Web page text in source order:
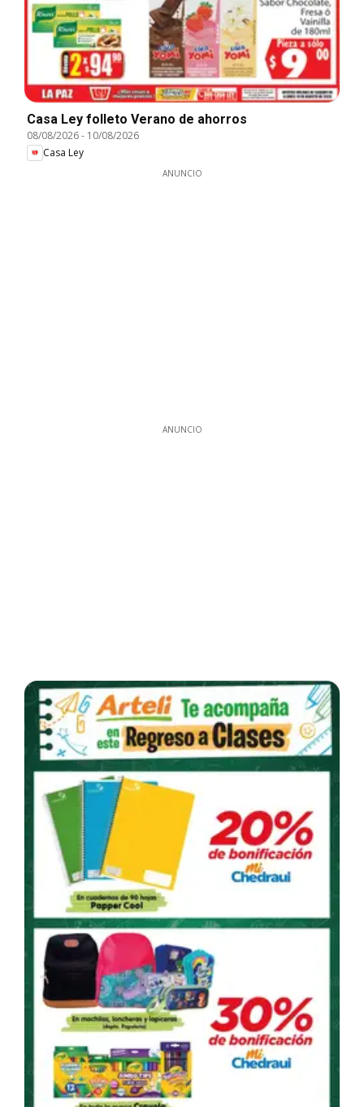
Casa Ley folleto Verano de ahorros
08/08/2026- 10/08/2026
Casa Ley
ANUNCIO
ANUNCIO